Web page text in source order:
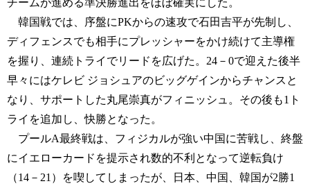
チームが進める準決勝進出をほぼ確実にした。
韓国戦では、序盤にPKからの速攻で石田吉平が先制し、
ディフェンスでも相手にプレッシャーをかけ続けて主導権
を握り、連続トライでリードを広げた。24－0で迎えた後半
早々にはケレビ ジョシュアのビッグゲインからチャンスと
なり、サポートした丸尾崇真がフィニッシュ。その後も1ト
ライを追加し、快勝となった。
プールA最終戦は、フィジカルが強い中国に苦戦し、終盤
にイエローカードを提示され数的不利となって逆転負け
（14－21）を喫してしまったが、日本、中国、韓国が2勝1